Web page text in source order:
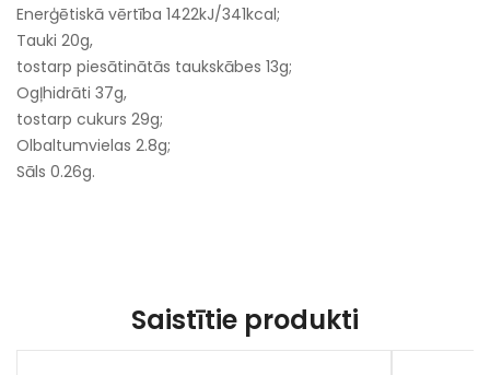
Enerģētiskā vērtība 1422kJ/341kcal;
Tauki 20g,
tostarp piesātinātās taukskābes 13g;
Ogļhidrāti 37g,
tostarp cukurs 29g;
Olbaltumvielas 2.8g;
Sāls 0.26g.
Saistītie produkti